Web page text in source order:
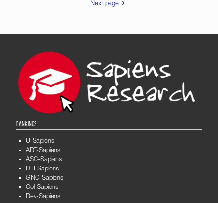
Next page
RANKINGS
U-Sapiens
ART-Sapiens
ASC-Sapiens
DTI-Sapiens
GNC-Sapiens
Col-Sapiens
Rev-Sapiens